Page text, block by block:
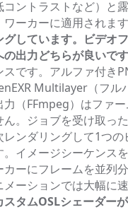
ントラストなど）と
ーカーに適用されます
グしています。ビデオ
出力どちらが良いで
です。アルファ付き
Multilayer（フル
（FFmpeg）はファ
。ジョブを受け取っ
ンダリングして1つの
イメージシーケンス
ーにフレームを並列
ーションでは大幅に
タムOSLシェーダー